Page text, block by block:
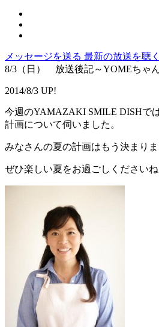
メッセージを送る 最新の放送を聴く
8/3（日） 放送後記～YOMEちゃん
2014/8/3 UP!
今週のYAMAZAKI SMILE DISHで
計画について伺いました。
みなさんの夏の計画はもう決まりま
ぜひ楽しい夏をお過ごしくださいね